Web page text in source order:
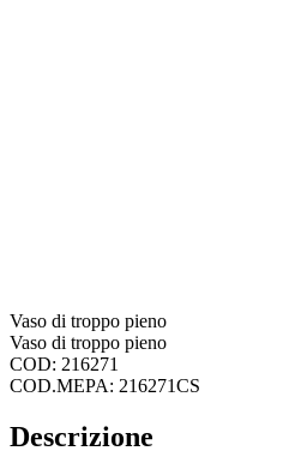
Vaso di troppo pieno
Vaso di troppo pieno
COD: 216271
COD.MEPA: 216271CS
Descrizione